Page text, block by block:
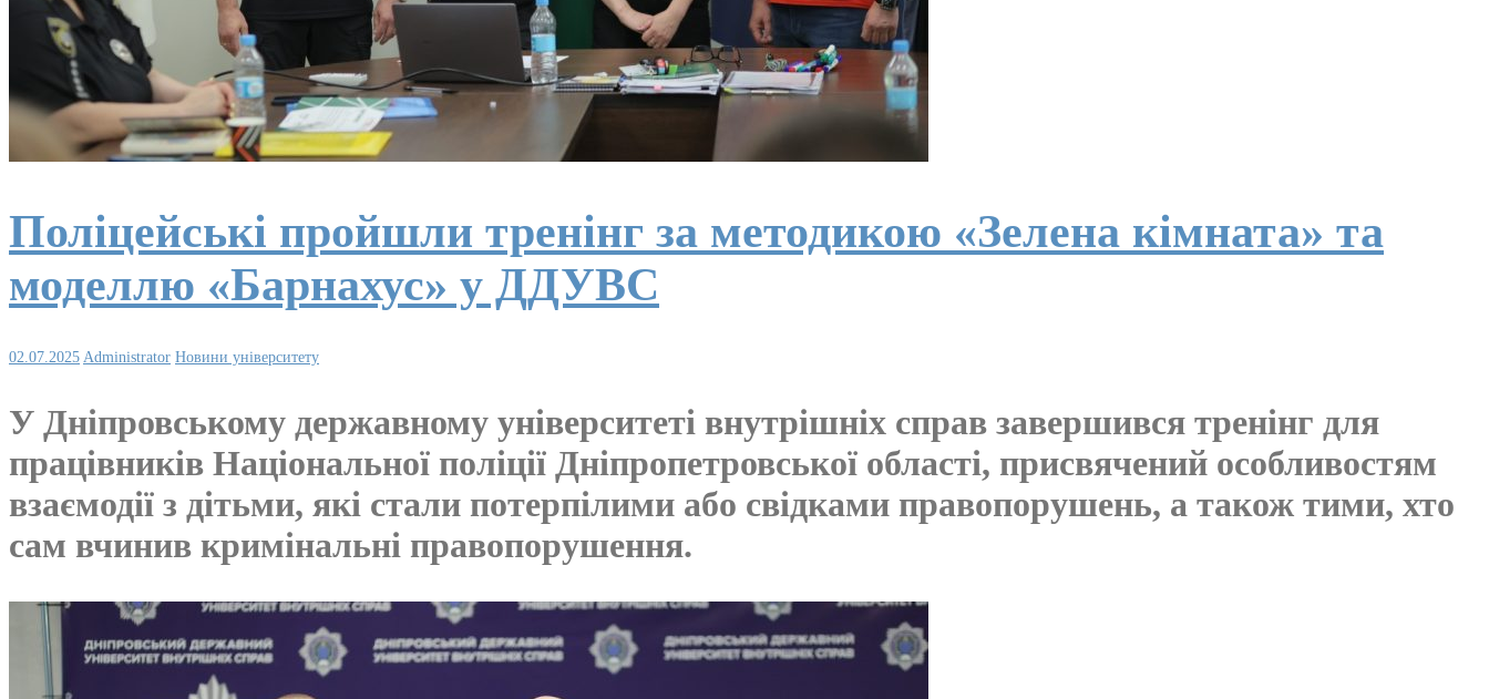
Поліцейські пройшли тренінг за методикою «Зелена кімната» та
моделлю «Барнахус» у ДДУВС
02.07.2025 Administrator Новини університету
У Дніпровському державному університеті внутрішніх справ завершився тренінг для
працівників Національної поліції Дніпропетровської області, присвячений особливостям
взаємодії з дітьми, які стали потерпілими або свідками правопорушень, а також тими, хто
сам вчинив кримінальні правопорушення.